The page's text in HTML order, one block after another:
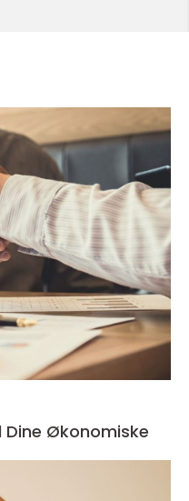
Dine Økonomiske